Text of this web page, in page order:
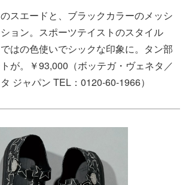
スエードと、ブラックカラーのメッシ
ョン。スポーツテイストのスタイル
はの色使いでシックな印象に。タン部
が。￥93,000（ボッテガ・ヴェネタ／
ジャパン TEL：0120-60-1966）